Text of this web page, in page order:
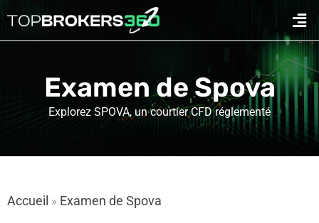
contenu
Examen de Spova
Explorez SPOVA, un courtier CFD réglementé
Accueil » Examen de Spova